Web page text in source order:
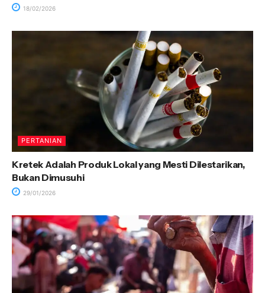
18/02/2026
PERTANIAN
Kretek Adalah Produk Lokal yang Mesti Dilestarikan,
Bukan Dimusuhi
29/01/2026